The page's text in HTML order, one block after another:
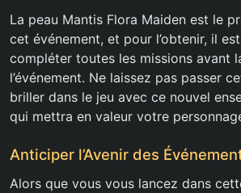
La peau Mantis Flora Maiden est le
cet événement, et pour l’obtenir, il
compléter toutes les missions avant
l’événement. Ne laissez pas passer
briller dans le jeu avec ce nouvel
qui mettra en valeur votre
Anticiper l’Avenir des
Alors que vous vous lancez dans